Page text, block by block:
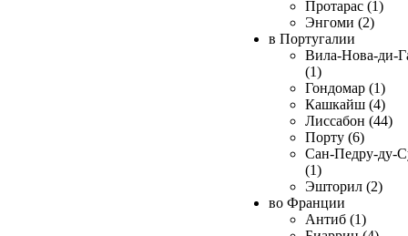
Протарас (1)
Энгоми (2)
в Португалии
Вила-Нова-ди-
(1)
Гондомар (1)
Кашкайш (4)
Лиссабон (44)
Порту (6)
Сан-Педру-ду-
(1)
Эшторил (2)
во Франции
Антиб (1)